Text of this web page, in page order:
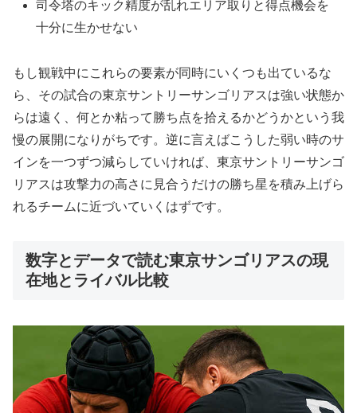
司令塔のキック精度が乱れエリア取りと得点機会を
十分に生かせない
もし観戦中にこれらの要素が同時にいくつも出ているな
ら、その試合の東京サントリーサンゴリアスは強い状態か
らは遠く、何とか粘って勝ち点を拾えるかどうかという我
慢の展開になりがちです。逆に言えばこうした弱い時のサ
インを一つずつ減らしていければ、東京サントリーサンゴ
リアスは攻撃力の高さに見合うだけの勝ち星を積み上げら
れるチームに近づいていくはずです。
数字とデータで読む東京サンゴリアスの現
在地とライバル比較